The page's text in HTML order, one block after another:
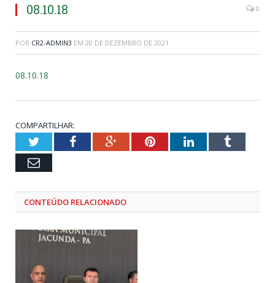
08.10.18 0
POR CR2-ADMIN3 EM 20 DE DEZEMBRO DE 2021
08.10.18
COMPARTILHAR:
TwitterFacebookGoogle+PinterestLinkedInTumblr
Email
CONTEÚDO RELACIONADO